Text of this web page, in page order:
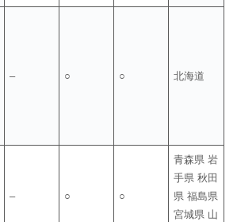
– ○ ○ 北海道
– ○ ○
青森県 岩
手県 秋田
県 福島県
宮城県 山